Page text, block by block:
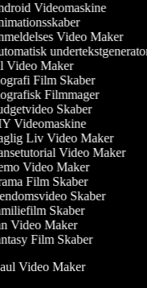
Videomaskine
Video Maker
undertekstgenerator
Maker
Film Skaber
Filmmager
Skaber
Videomaskine
Liv Video Maker
Video Maker
Video Maker
Film Skaber
Skaber
Skaber
Video Maker
Film Skaber
Video Maker